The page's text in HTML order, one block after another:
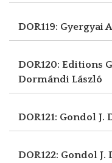
DOR119: Gyergyai
DOR120: Editions
Dormándi László
DOR121: Gondol J.
DOR122: Gondol J.